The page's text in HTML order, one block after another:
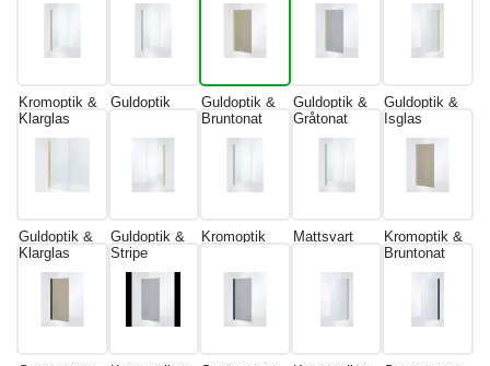
Kromoptik &
Klarglas
Guldoptik
Guldoptik &
Bruntonat
Guldoptik &
Gråtonat
Guldoptik &
Isglas
Guldoptik &
Klarglas
Guldoptik &
Stripe
Kromoptik Mattsvart
Kromoptik &
Bruntonat